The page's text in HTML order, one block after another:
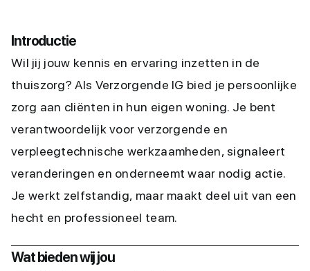
Introductie
Wil jij jouw kennis en ervaring inzetten in de
thuiszorg? Als Verzorgende IG bied je persoonlijke
zorg aan cliënten in hun eigen woning. Je bent
verantwoordelijk voor verzorgende en
verpleegtechnische werkzaamheden, signaleert
veranderingen en onderneemt waar nodig actie.
Je werkt zelfstandig, maar maakt deel uit van een
hecht en professioneel team.
Wat bieden wij jou